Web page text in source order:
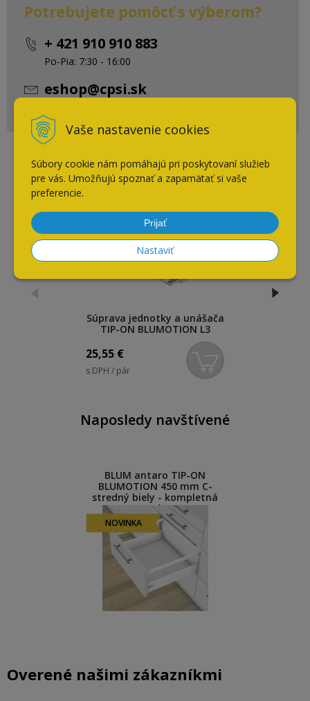
Vaše nastavenie cookies
Súbory cookie nám pomáhajú pri poskytovaní služieb
pre vás. Umožňujú spoznať a zapamätať si vaše
preferencie.
Prijať
Nastaviť
Potrebujete pomôcť s výberom?
+ 421 910 910 883
Po-Pia: 7:30 - 16:00
eshop@cpsi.sk
Súvisiace produkty
NOVINKA
Súprava jednotky a unášača
TIP-ON BLUMOTION L3
25,55 €
s DPH / pár
Naposledy navštívené
BLUM antaro TIP-ON
BLUMOTION 450 mm C-
stredný biely - kompletná
sada
NOVINKA
Overené našimi zákazníkmi